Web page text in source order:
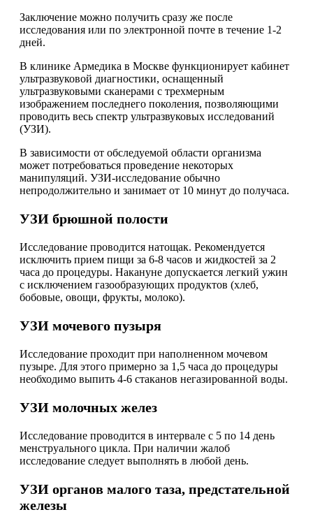
Заключение можно получить сразу же после
исследования или по электронной почте в течение 1-2
дней.
В клинике Армедика в Москве функционирует кабинет
ультразвуковой диагностики, оснащенный
ультразвуковыми сканерами с трехмерным
изображением последнего поколения, позволяющими
проводить весь спектр ультразвуковых исследований
(УЗИ).
В зависимости от обследуемой области организма
может потребоваться проведение некоторых
манипуляций. УЗИ-исследование обычно
непродолжительно и занимает от 10 минут до получаса.
УЗИ брюшной полости
Исследование проводится натощак. Рекомендуется
исключить прием пищи за 6-8 часов и жидкостей за 2
часа до процедуры. Накануне допускается легкий ужин
c исключением газообразующих продуктов (хлеб,
бобовые, овощи, фрукты, молоко).
УЗИ мочевого пузыря
Исследование проходит при наполненном мочевом
пузыре. Для этого примерно за 1,5 часа до процедуры
необходимо выпить 4-6 стаканов негазированной воды.
УЗИ молочных желез
Исследование проводится в интервале с 5 по 14 день
менструального цикла. При наличии жалоб
исследование следует выполнять в любой день.
УЗИ органов малого таза, предстательной
железы